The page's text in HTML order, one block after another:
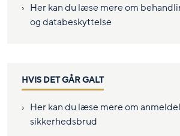
Her kan du læse mere om
og databeskyttelse
HVIS DET GÅR GALT
Her kan du læse mere om
sikkerhedsbrud